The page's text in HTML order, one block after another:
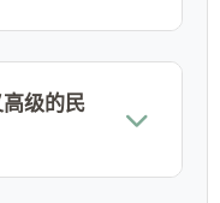
级的民